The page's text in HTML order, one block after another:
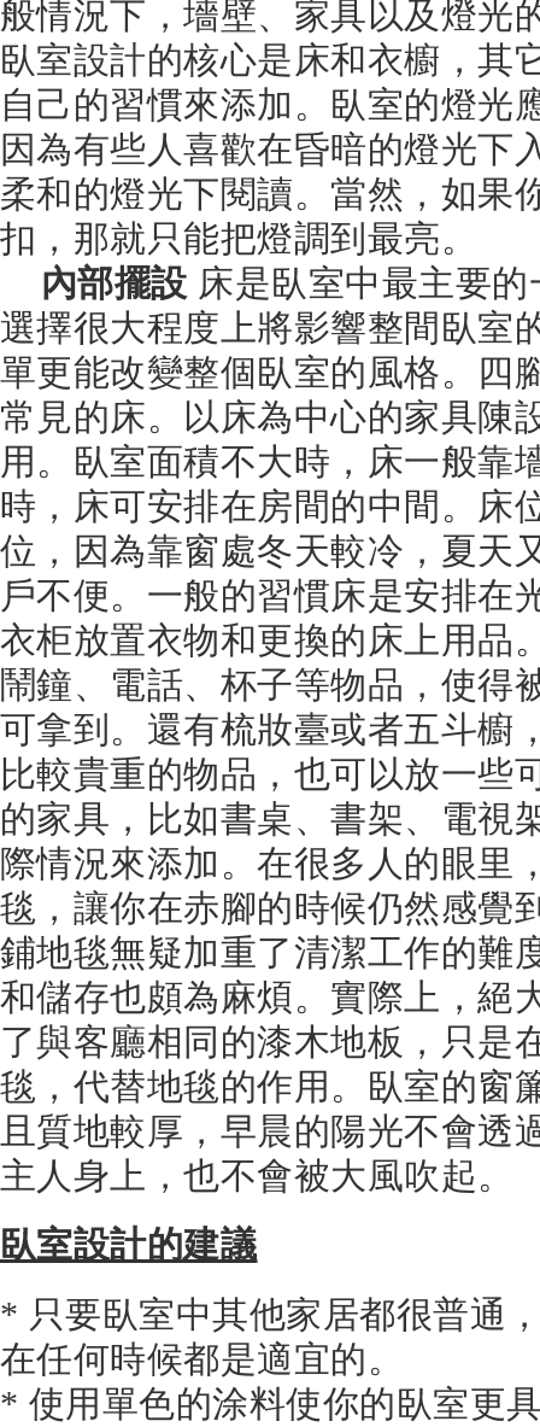
般情況下，墻壁、家具以及燈光
臥室設計的核心是床和衣櫥，其
自己的習慣來添加。臥室的燈光
因為有些人喜歡在昏暗的燈光下
柔和的燈光下閱讀。當然，如果
扣，那就只能把燈調到最亮。
內部擺設 床是臥室中最主要
選擇很大程度上將影響整間臥室
單更能改變整個臥室的風格。四
常見的床。以床為中心的家具陳
用。臥室面積不大時，床一般靠
時，床可安排在房間的中間。床
位，因為靠窗處冬天較冷，夏天
戶不便。一般的習慣床是安排在
衣柜放置衣物和更換的床上用品
鬧鐘、電話、杯子等物品，使得
可拿到。還有梳妝臺或者五斗櫥
比較貴重的物品，也可以放一些
的家具，比如書桌、書架、電視
際情況來添加。在很多人的眼里
毯，讓你在赤腳的時候仍然感覺
鋪地毯無疑加重了清潔工作的難
和儲存也頗為麻煩。實際上，絕
了與客廳相同的漆木地板，只是
毯，代替地毯的作用。臥室的窗
且質地較厚，早晨的陽光不會透
主人身上，也不會被大風吹起。
臥室設計的建議
* 只要臥室中其他家居都很普通
在任何時候都是適宜的。
* 使用單色的涂料使你的臥室更